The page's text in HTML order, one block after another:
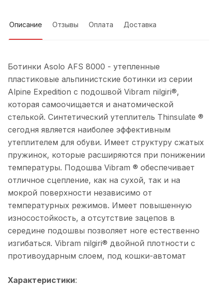
Описание Отзывы Оплата Доставка
Ботинки Asolo AFS 8000 - утепленные
пластиковые альпинистские ботинки из серии
Alpine Expedition с подошвой Vibram nilgiri®,
которая самоочищается и анатомической
стелькой. Синтетический утеплитель Thinsulate ®
сегодня является наиболее эффективным
утеплителем для обуви. Имеет структуру сжатых
пружинок, которые расширяются при понижении
температуры. Подошва Vibram ® обеспечивает
отличное сцепление, как на сухой, так и на
мокрой поверхности независимо от
температурных режимов. Имеет повышенную
износостойкость, а отсутствие зацепов в
середине подошвы позволяет ноге естественно
изгибаться. Vibram nilgiri® двойной плотности с
противоударным слоем, под кошки-автомат
Характеристики: